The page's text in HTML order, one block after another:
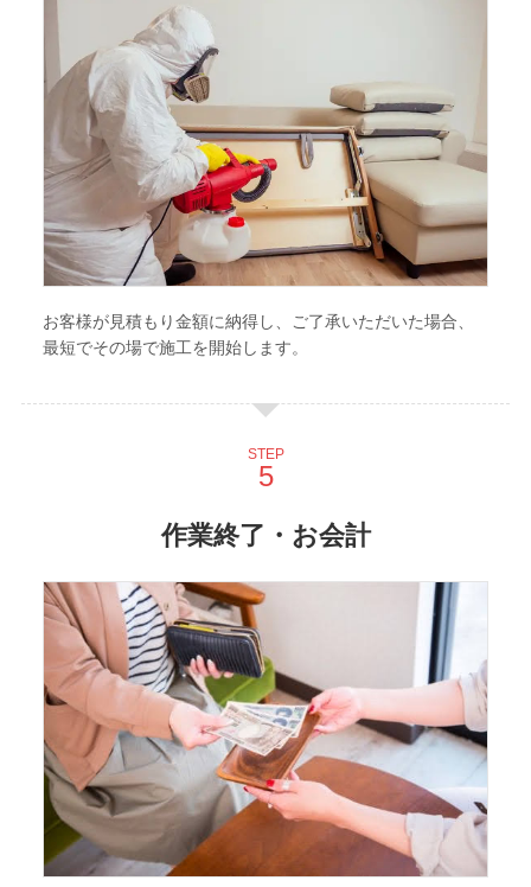
お客様が見積もり金額に納得し、ご了承いただいた場合、
最短でその場で施工を開始します。
STEP
作業終了・お会計